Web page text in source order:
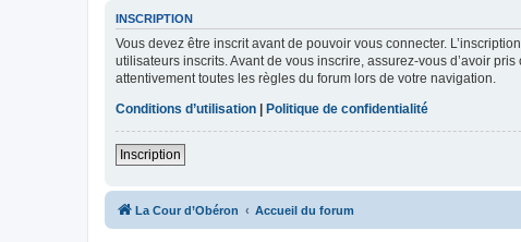
INSCRIPTION
Vous devez être inscrit avant de pouvoir vous connecter.
utilisateurs inscrits. Avant de vous inscrire, assurez-vous d’avoir
attentivement toutes les règles du forum lors de votre navigation.
Conditions d’utilisation
Politique de confidentialité
Inscription
La Cour d’Obéron Accueil du forum